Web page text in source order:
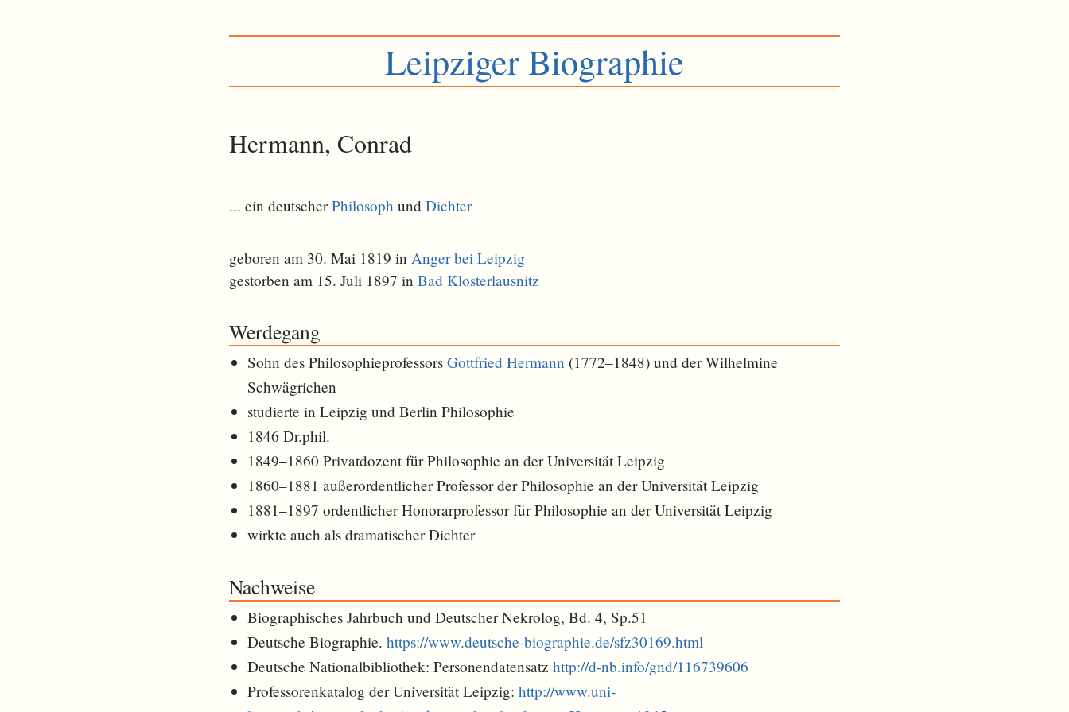
Leipziger Biographie
Hermann, Conrad
... ein deutscherPhilosoph und Dichter
geboren am 30. Mai 1819 in Anger bei Leipzig
gestorben am 15. Juli 1897 in Bad Klosterlausnitz
Werdegang
Sohn des PhilosophieprofessorsGottfried Hermann (1772–1848) und der Wilhelmine
Schwägrichen
studierte in Leipzig und Berlin Philosophie
1846 Dr.phil.
1849–1860 Privatdozent für Philosophie an der Universität Leipzig
1860–1881 außerordentlicher Professor der Philosophie an der Universität Leipzig
1881–1897 ordentlicher Honorarprofessor für Philosophie an der Universität Leipzig
wirkte auch als dramatischer Dichter
Nachweise
Biographisches Jahrbuch und Deutscher Nekrolog, Bd. 4, Sp.51
Deutsche Biographie.https://www.deutsche-biographie.de/sfz30169.html
Deutsche Nationalbibliothek: Personendatensatzhttp://d-nb.info/gnd/116739606
Professorenkatalog der Universität Leipzig:http://www.uni-